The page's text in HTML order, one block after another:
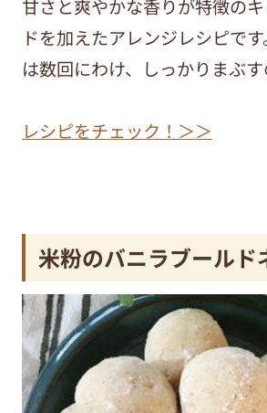
甘さと爽やかな香りが特徴の
ドを加えたアレンジレシピで
は数回にわけ、しっかりまぶす
レシピをチェック！＞＞
米粉のバニラブールド